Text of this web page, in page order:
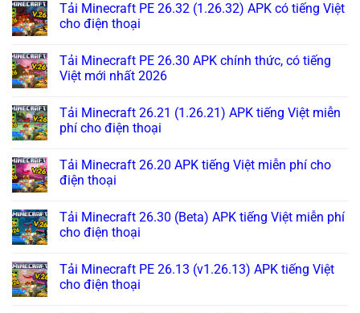
Tải Minecraft PE 26.32 (1.26.32) APK có tiếng Việt
cho điện thoại
Tải Minecraft PE 26.30 APK chính thức, có tiếng
Việt mới nhất 2026
Tải Minecraft 26.21 (1.26.21) APK tiếng Việt miễn
phí cho điện thoại
Tải Minecraft 26.20 APK tiếng Việt miễn phí cho
điện thoại
Tải Minecraft 26.30 (Beta) APK tiếng Việt miễn phí
cho điện thoại
Tải Minecraft PE 26.13 (v1.26.13) APK tiếng Việt
cho điện thoại